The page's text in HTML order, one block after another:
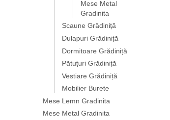
Mese Metal
Gradinita
Scaune Grădiniță
Dulapuri Grădiniță
Dormitoare Grădiniță
Pătuțuri Grădiniță
Vestiare Grădiniță
Mobilier Burete
Mese Lemn Gradinita
Mese Metal Gradinita